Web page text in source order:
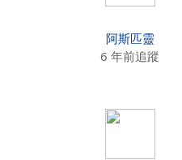
阿斯匹靈
6 年前追蹤